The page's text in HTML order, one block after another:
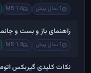
1 سال پیش 1.6 MB
راهنمای باز و بست و
1 سال پیش 1.8 MB
نکات کلیدی گیربکس